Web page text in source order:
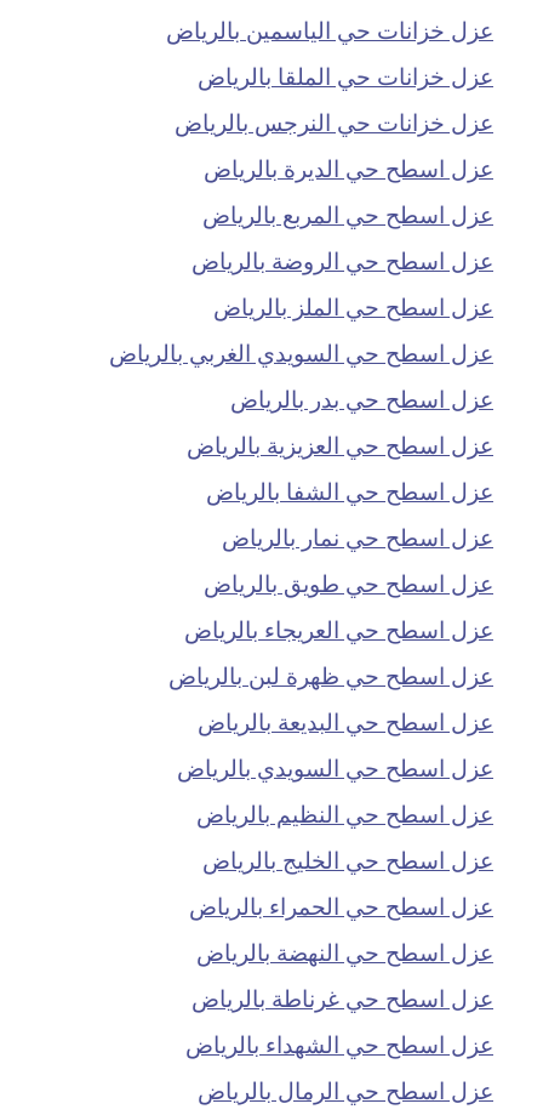
عزل خزانات حي الياسمين بالرياض
عزل خزانات حي الملقا بالرياض
عزل خزانات حي النرجس بالرياض
عزل اسطح حي الديرة بالرياض
عزل اسطح حي المربع بالرياض
عزل اسطح حي الروضة بالرياض
عزل اسطح حي الملز بالرياض
عزل اسطح حي السويدي الغربي بالرياض
عزل اسطح حي بدر بالرياض
عزل اسطح حي العزيزية بالرياض
عزل اسطح حي الشفا بالرياض
عزل اسطح حي نمار بالرياض
عزل اسطح حي طويق بالرياض
عزل اسطح حي العريجاء بالرياض
عزل اسطح حي ظهرة لبن بالرياض
عزل اسطح حي البديعة بالرياض
عزل اسطح حي السويدي بالرياض
عزل اسطح حي النظيم بالرياض
عزل اسطح حي الخليج بالرياض
عزل اسطح حي الحمراء بالرياض
عزل اسطح حي النهضة بالرياض
عزل اسطح حي غرناطة بالرياض
عزل اسطح حي الشهداء بالرياض
عزل اسطح حي الرمال بالرياض